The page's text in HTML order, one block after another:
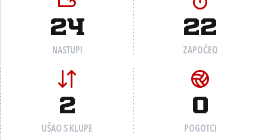
24
NASTUPI
22
ZAPOČEO
2
UŠAO S KLUPE
0
POGOTCI